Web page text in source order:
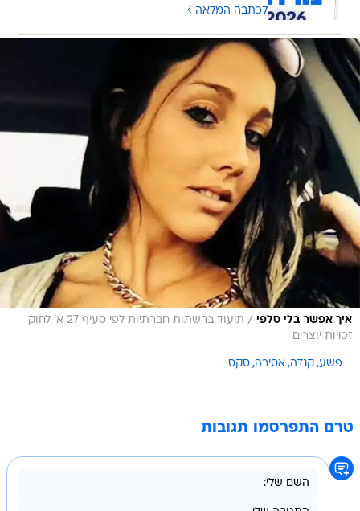
לכתבה המלאה
איך אפשר בלי סלפי /
תיעוד ברשתות חברתיות לפי סעיף 27 א' לחוק
זכויות יוצרים
פשע קנדה אסירה סקס
טרם התפרסמו תגובות